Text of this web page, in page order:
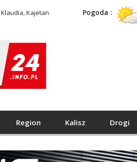
Klaudia, Kajetan Pogoda :
Region Kalisz Drogi